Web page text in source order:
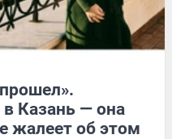
в Казань — она
жалеет об этом